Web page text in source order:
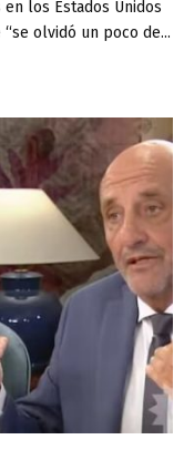
los Estados Unidos
olvidó un poco de...